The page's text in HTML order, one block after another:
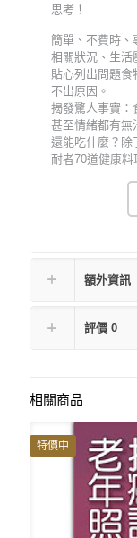
思考！
簡單、不費時、
相關狀況、生活
貼心列出問題食
不出原因。
揭發驚人事實：
甚至情緒都有無
還能吃什麼？除
耐者70道健康料
額外資訊
評價 0
相關商品
特價中